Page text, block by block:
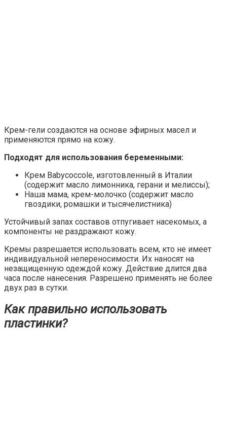
Крем-гели создаются на основе эфирных масел и
применяются прямо на кожу.
Подходят для использования беременными:
Крем Babycoccole, изготовленный в Италии
(содержит масло лимонника, герани и мелиссы);
Наша мама, крем-молочко (содержит масло
гвоздики, ромашки и тысячелистника)
Устойчивый запах составов отпугивает насекомых, а
компоненты не раздражают кожу.
Кремы разрешается использовать всем, кто не имеет
индивидуальной непереносимости. Их наносят на
незащищенную одеждой кожу. Действие длится два
часа после нанесения. Разрешено применять не более
двух раз в сутки.
Как правильно использовать
пластинки?